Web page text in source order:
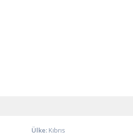
Ülke: Kıbrıs